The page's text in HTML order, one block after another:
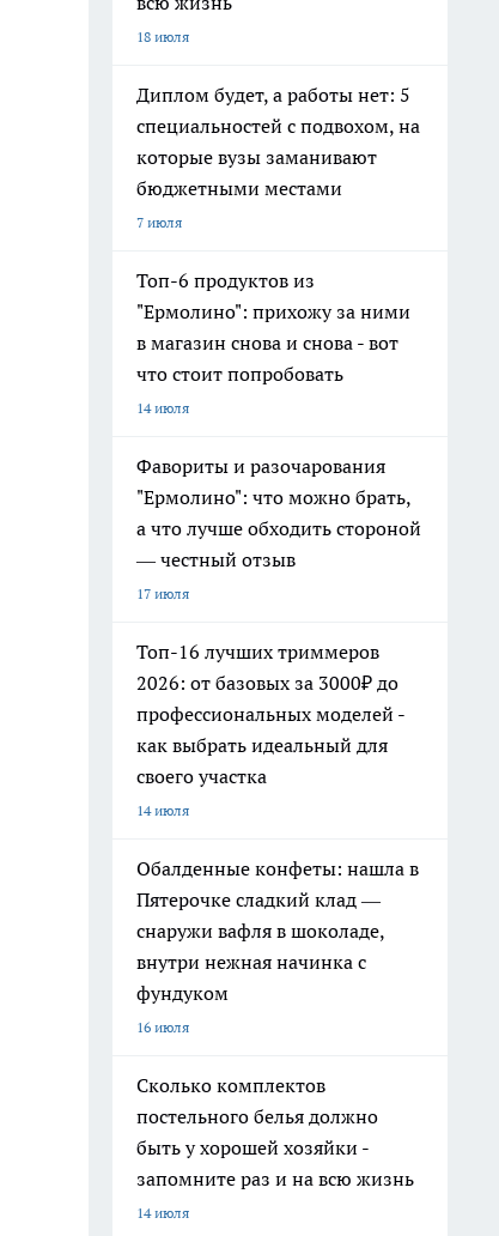
18 июля
Диплом будет, а работы нет: 5
специальностей с подвохом, на
которые вузы заманивают
бюджетными местами
7 июля
Топ-6 продуктов из
"Ермолино": прихожу за ними
в магазин снова и снова - вот
что стоит попробовать
14 июля
Фавориты и разочарования
"Ермолино": что можно брать,
а что лучше обходить стороной
— честный отзыв
17 июля
Топ-16 лучших триммеров
2026: от базовых за 3000₽ до
профессиональных моделей -
как выбрать идеальный для
своего участка
14 июля
Обалденные конфеты: нашла в
Пятерочке сладкий клад —
снаружи вафля в шоколаде,
внутри нежная начинка с
фундуком
16 июля
Сколько комплектов
постельного белья должно
быть у хорошей хозяйки -
запомните раз и на всю жизнь
14 июля